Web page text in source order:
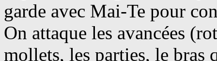
garde avec Mai-Te pour
On attaque les avancées
mollets, les parties, le bras